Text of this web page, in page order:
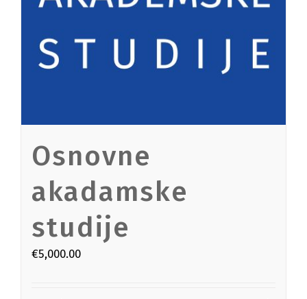
Osnovne
akadamske
studije
€5,000.00